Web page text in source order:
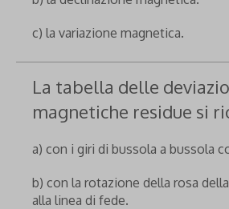
c) la variazione magnetica.
La tabella delle
magnetiche residue si
a) con i giri di bussola a bussola
b) con la rotazione della rosa
alla linea di fede.